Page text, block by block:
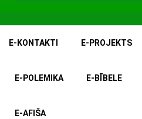
E-KONTAKTI E-PROJEKTS
E-POLEMIKA E-BĪBELE
E-AFIŠA